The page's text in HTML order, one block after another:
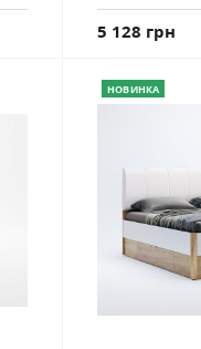
5 128 грн
НОВИНКА